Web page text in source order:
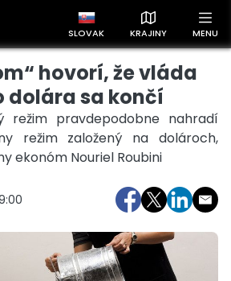
SLOVAK KRAJINY MENU
krajín
podľa krajín a získajte rýchly
Česko Maďarsko
hovorí, že vláda
dolára sa končí
režim pravdepodobne nahradí
režim založený na dolároch,
ekonóm Nouriel Roubini